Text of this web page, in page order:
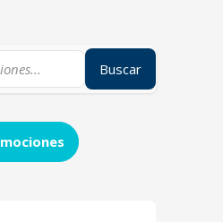
Buscar